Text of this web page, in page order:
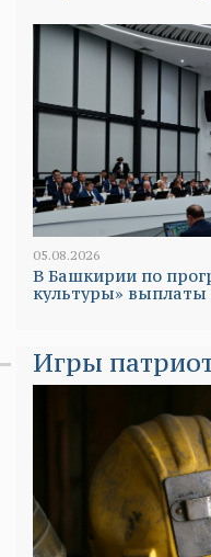
05.08.2026
В Башкирии по
культуры» выплаты
Игры